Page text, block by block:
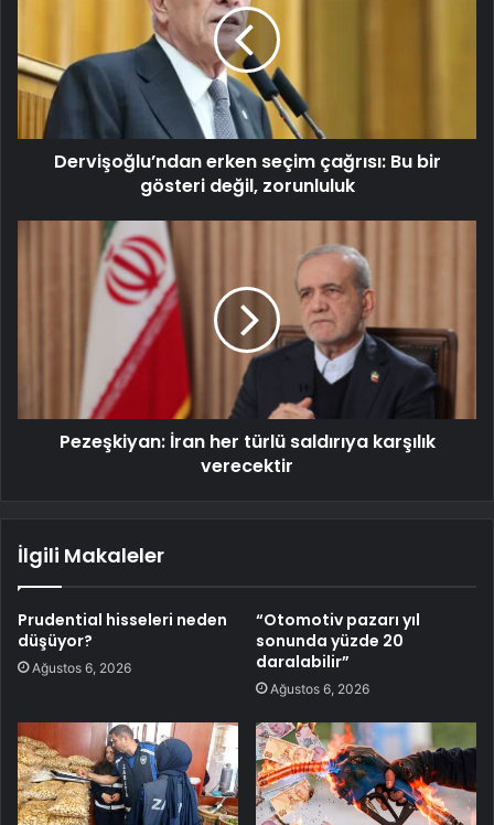
Dervişoğlu’ndan erken seçim çağrısı: Bu bir
gösteri değil, zorunluluk
Pezeşkiyan: İran her türlü saldırıya karşılık
verecektir
İlgili Makaleler
Prudential hisseleri neden
düşüyor?
Ağustos 6, 2026
“Otomotiv pazarı yıl
sonunda yüzde 20
daralabilir”
Ağustos 6, 2026